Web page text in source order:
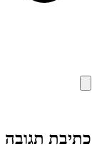
כתיבת תגובה